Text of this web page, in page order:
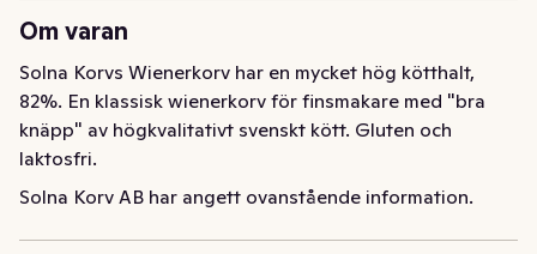
Om varan
Solna Korvs Wienerkorv har en mycket hög kötthalt,
82%. En klassisk wienerkorv för finsmakare med "bra
knäpp" av högkvalitativt svenskt kött. Gluten och
laktosfri.
Solna Korv AB har angett ovanstående information.